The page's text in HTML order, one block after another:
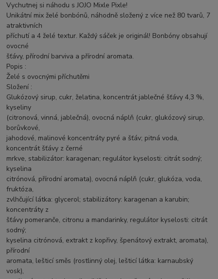
Vychutnej si náhodu s JOJO Mixle Pixle!
Unikátní mix želé bonbónů, náhodně složený z více než 80 tvarů, 7
atraktivních
příchutí a 4 želé textur. Každý sáček je originál! Bonbóny obsahují
ovocné
šťávy, přírodní barviva a přírodní aromata.
Popis :
Želé s ovocnými příchutěmi
Složení :
Glukózový sirup, cukr, želatina, koncentrát jablečné šťávy 4,3 %,
kyseliny
(citronová, vinná, jablečná), ovocná náplň (cukr, glukózový sirup,
borůvkové,
jahodové, malinové koncentráty pyré a šťáv; pitná voda,
koncentrát šťávy z černé
mrkve, stabilizátor: karagenan; regulátor kyselosti: citrát sodný;
kyselina
citrónová, přírodní aromata), ovocná náplň (cukr, glukóza, voda,
fruktóza,
zvlhčující látka: glycerol; stabilizátory: karagenan a karubin;
koncentráty z
šťávy pomeranče, citronu a mandarinky, regulátor kyselosti: citrát
sodný;
kyselina citrónová, extrakt z kopřivy, špenátový extrakt, aromata),
přírodní
aromata, lešticí směs (rostlinný olej, lešticí látka: karnaubský
vosk),